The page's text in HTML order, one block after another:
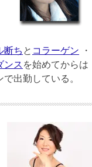
断ち と コラーゲン ・
ンス を始めてからは
出勤している。